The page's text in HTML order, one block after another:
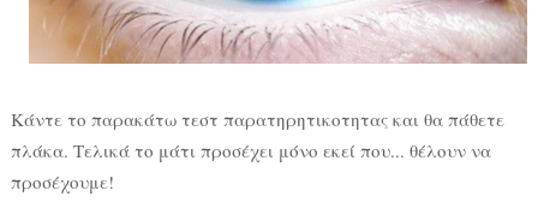
Κάντε το παρακάτω τεστ παρατηρητικοτητας και θα πάθετε
πλάκα. Τελικά το μάτι προσέχει μόνο εκεί που... θέλουν να
προσέχουμε!